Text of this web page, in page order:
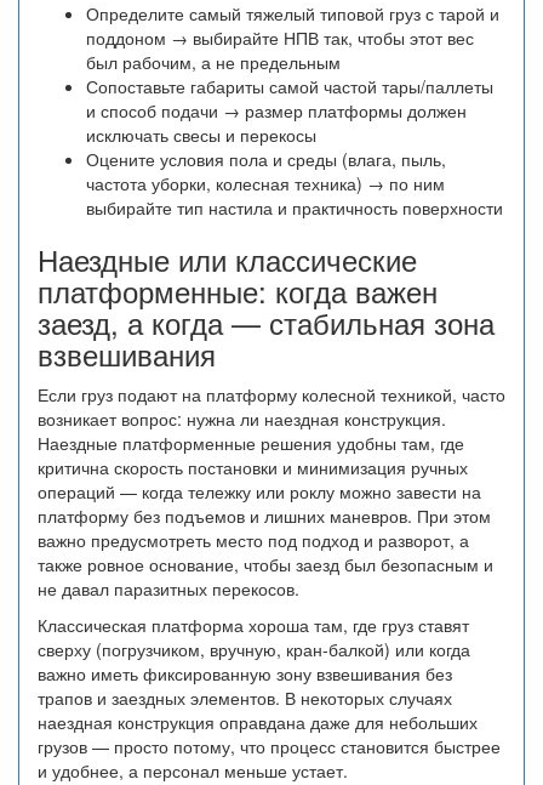
Определите самый тяжелый типовой груз с тарой и
поддоном → выбирайте НПВ так, чтобы этот вес
был рабочим, а не предельным
Сопоставьте габариты самой частой тары/паллеты
и способ подачи → размер платформы должен
исключать свесы и перекосы
Оцените условия пола и среды (влага, пыль,
частота уборки, колесная техника) → по ним
выбирайте тип настила и практичность поверхности
Наездные или классические
платформенные: когда важен
заезд, а когда — стабильная зона
взвешивания
Если груз подают на платформу колесной техникой, часто
возникает вопрос: нужна ли наездная конструкция.
Наездные платформенные решения удобны там, где
критична скорость постановки и минимизация ручных
операций — когда тележку или роклу можно завести на
платформу без подъемов и лишних маневров. При этом
важно предусмотреть место под подход и разворот, а
также ровное основание, чтобы заезд был безопасным и
не давал паразитных перекосов.
Классическая платформа хороша там, где груз ставят
сверху (погрузчиком, вручную, кран-балкой) или когда
важно иметь фиксированную зону взвешивания без
трапов и заездных элементов. В некоторых случаях
наездная конструкция оправдана даже для небольших
грузов — просто потому, что процесс становится быстрее
и удобнее, а персонал меньше устает.